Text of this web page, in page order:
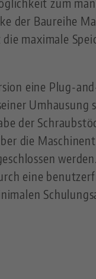
der Baureihe
maximale
eine Plug-
der
die
eine